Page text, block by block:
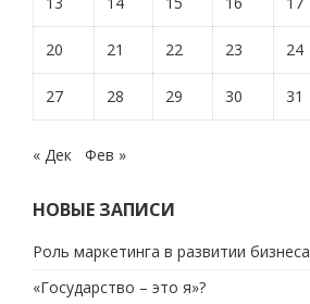
20 21 22 23 24
27 28 29 30 31
« Дек Фев »
НОВЫЕ ЗАПИСИ
Роль маркетинга в развитии бизнеса
«Государство – это я»?